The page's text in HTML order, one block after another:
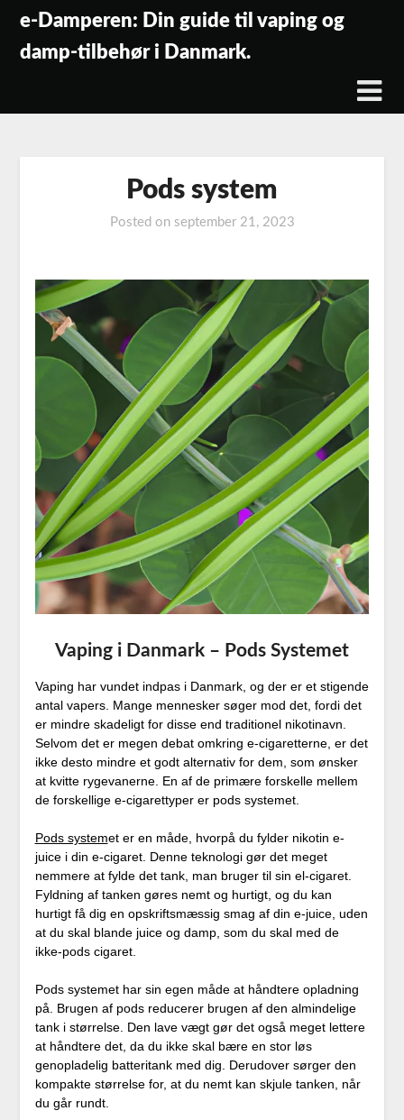
content
e-Damperen: Din guide til vaping og
damp-tilbehør i Danmark.
Pods system
Posted on september 21, 2023
Vaping i Danmark – Pods Systemet
Vaping har vundet indpas i Danmark, og der er et stigende
antal vapers. Mange mennesker søger mod det, fordi det
er mindre skadeligt for disse end traditionel nikotinavn.
Selvom det er megen debat omkring e-cigaretterne, er det
ikke desto mindre et godt alternativ for dem, som ønsker
at kvitte rygevanerne. En af de primære forskelle mellem
de forskellige e-cigarettyper er pods systemet.
Pods systemet er en måde, hvorpå du fylder nikotin e-
juice i din e-cigaret. Denne teknologi gør det meget
nemmere at fylde det tank, man bruger til sin el-cigaret.
Fyldning af tanken gøres nemt og hurtigt, og du kan
hurtigt få dig en opskriftsmæssig smag af din e-juice, uden
at du skal blande juice og damp, som du skal med de
ikke-pods cigaret.
Pods systemet har sin egen måde at håndtere opladning
på. Brugen af pods reducerer brugen af den almindelige
tank i størrelse. Den lave vægt gør det også meget lettere
at håndtere det, da du ikke skal bære en stor løs
genopladelig batteritank med dig. Derudover sørger den
kompakte størrelse for, at du nemt kan skjule tanken, når
du går rundt.